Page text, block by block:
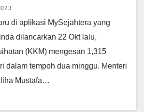
di aplikasi MySejahtera yang
dilancarkan 22 Okt lalu,
(KKM) mengesan 1,315
dalam tempoh dua minggu. Menteri
Mustafa…